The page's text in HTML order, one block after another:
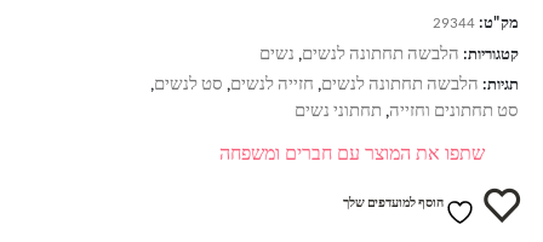
מק"ט: 29344
קטגוריות: הלבשה תחתונה לנשים, נשים
תגיות: הלבשה תחתונה לנשים, חזייה לנשים, סט לנשים,
סט תחתונים וחזייה, תחתוני נשים
שתפו את המוצר עם חברים ומשפחה
הוסף למועדפים שלך